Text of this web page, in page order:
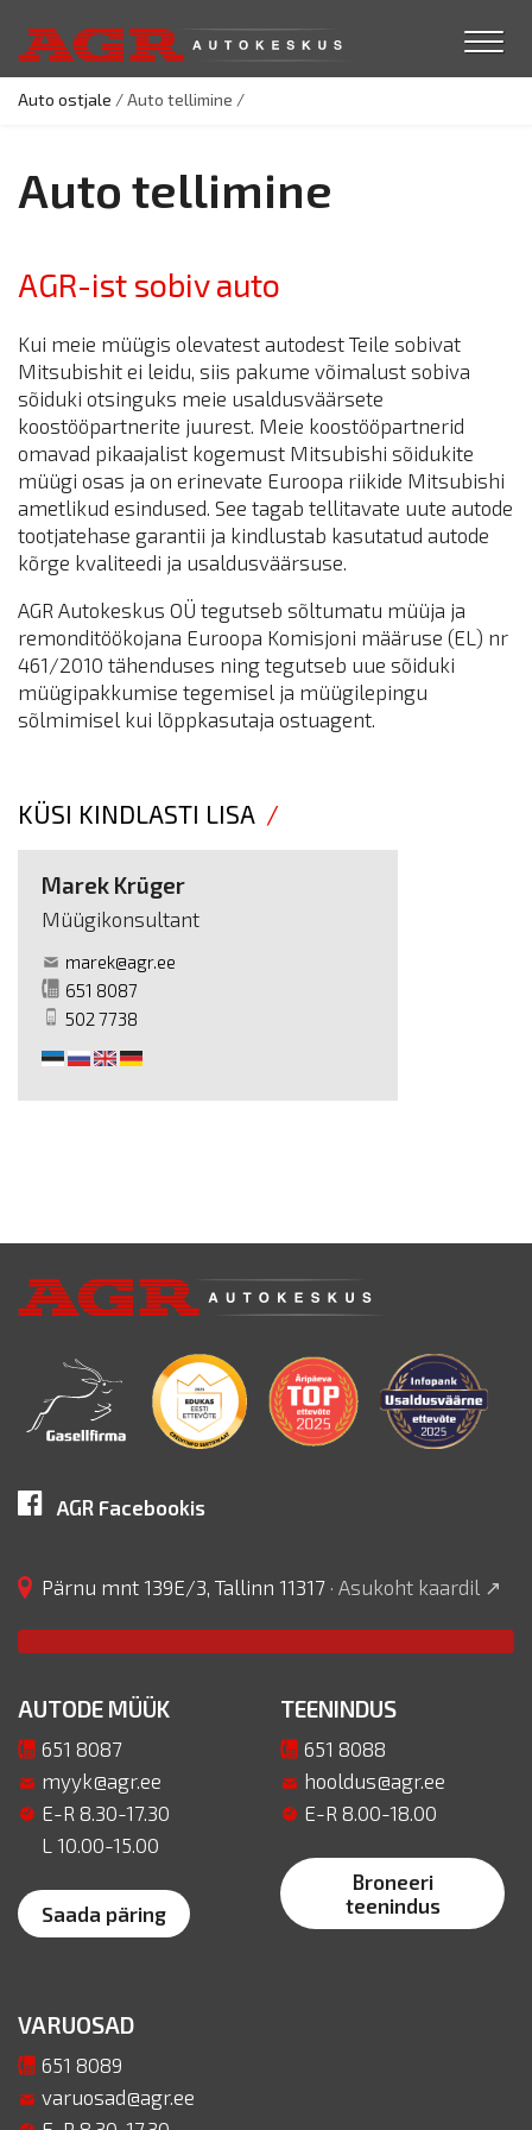
Auto ostjale /Auto tellimine /
Auto tellimine
AGR-ist sobiv auto
Kui meie müügis olevatest autodest Teile sobivat
Mitsubishit ei leidu, siis pakume võimalust sobiva
sõiduki otsinguks meie usaldusväärsete
koostööpartnerite juurest. Meie koostööpartnerid
omavad pikaajalist kogemust Mitsubishi sõidukite
müügi osas ja on erinevate Euroopa riikide Mitsubishi
ametlikud esindused. See tagab tellitavate uute autode
tootjatehase garantii ja kindlustab kasutatud autode
kõrge kvaliteedi ja usaldusväärsuse.
AGR Autokeskus OÜ tegutseb sõltumatu müüja ja
remonditöökojana Euroopa Komisjoni määruse (EL) nr
461/2010 tähenduses ning tegutseb uue sõiduki
müügipakkumise tegemisel ja müügilepingu
sõlmimisel kui lõppkasutaja ostuagent.
KÜSI KINDLASTI LISA
Marek Krüger
Müügikonsultant
marek@agr.ee
651 8087
502 7738
AGR Facebookis
Pärnu mnt 139E/3, Tallinn 11317 · Asukoht kaardil ↗
AUTODE MÜÜK
651 8087
myyk@agr.ee
E-R 8.30-17.30
L 10.00-15.00
Saada päring
TEENINDUS
651 8088
hooldus@agr.ee
E-R 8.00-18.00
Broneeri
teenindus
VARUOSAD
651 8089
varuosad@agr.ee